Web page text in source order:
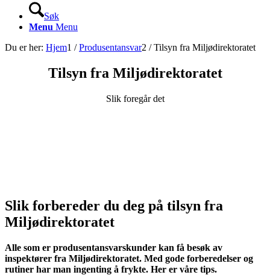
Søk
Menu Menu
Du er her: Hjem1 / Produsentansvar2 / Tilsyn fra Miljødirektoratet
Tilsyn fra Miljødirektoratet
Slik foregår det
Slik forbereder du deg på tilsyn fra
Miljødirektoratet
Alle som er produsentansvarskunder kan få besøk av
inspektører fra Miljødirektoratet. Med gode forberedelser og
rutiner har man ingenting å frykte. Her er våre tips.